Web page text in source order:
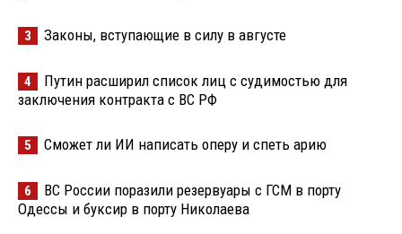
3 Законы, вступающие в силу в августе
4
Путин расширил список лиц с судимостью для
заключения контракта с ВС РФ
5 Сможет ли ИИ написать оперу и спеть арию
6
ВС России поразили резервуары с ГСМ в порту
Одессы и буксир в порту Николаева